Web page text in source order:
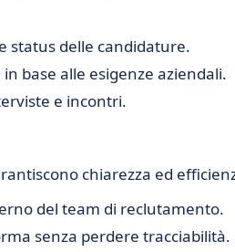
status delle candidature.
base alle esigenze aziendali.
e incontri.
chiarezza ed
del team di reclutamento.
senza perdere tracciabilità.